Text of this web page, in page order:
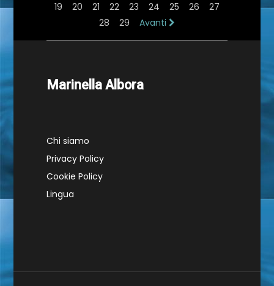
19
20 21 22 23 24 25 26
27
28
29 Avanti
Marinella Albora
Chi siamo
Privacy Policy
Cookie Policy
Lingua